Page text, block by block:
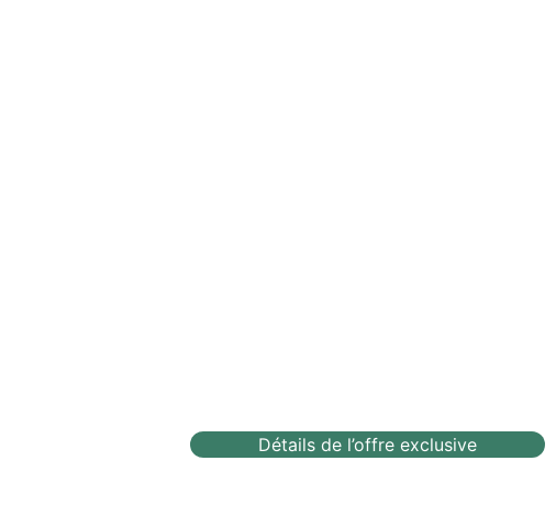
Détails de l’offre exclusive